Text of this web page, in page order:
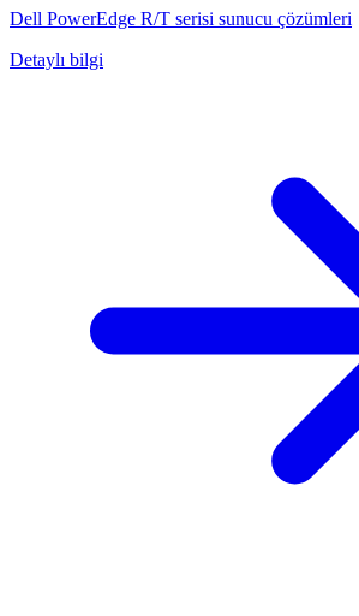
Dell PowerEdge R/T serisi sunucu çözümleri
Detaylı bilgi